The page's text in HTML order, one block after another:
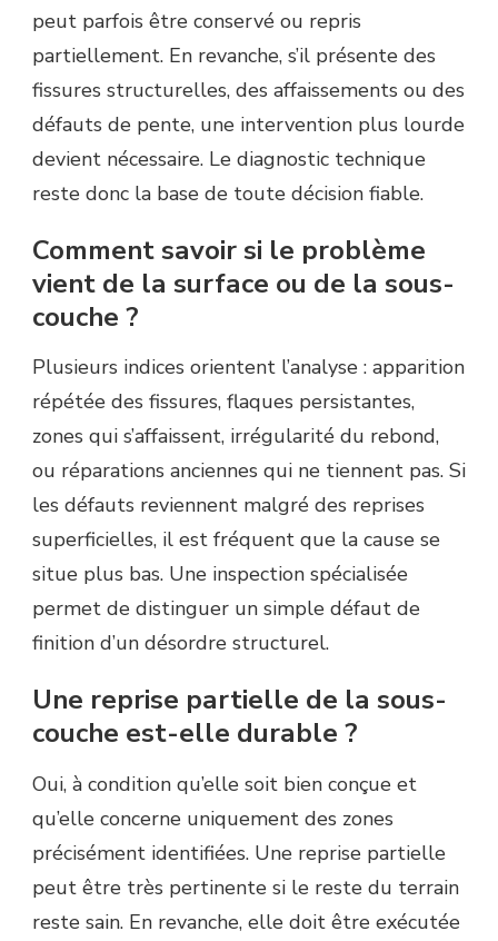
peut parfois être conservé ou repris
partiellement. En revanche, s’il présente des
fissures structurelles, des affaissements ou des
défauts de pente, une intervention plus lourde
devient nécessaire. Le diagnostic technique
reste donc la base de toute décision fiable.
Comment savoir si le problème
vient de la surface ou de la sous-
couche ?
Plusieurs indices orientent l’analyse : apparition
répétée des fissures, flaques persistantes,
zones qui s’affaissent, irrégularité du rebond,
ou réparations anciennes qui ne tiennent pas. Si
les défauts reviennent malgré des reprises
superficielles, il est fréquent que la cause se
situe plus bas. Une inspection spécialisée
permet de distinguer un simple défaut de
finition d’un désordre structurel.
Une reprise partielle de la sous-
couche est-elle durable ?
Oui, à condition qu’elle soit bien conçue et
qu’elle concerne uniquement des zones
précisément identifiées. Une reprise partielle
peut être très pertinente si le reste du terrain
reste sain. En revanche, elle doit être exécutée